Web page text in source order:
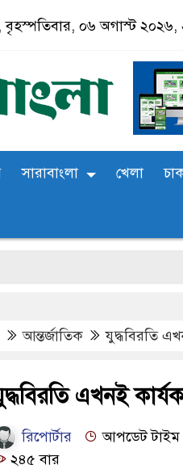
০৬ অগাস্ট ২০২৬,
সারাবাংলা খেলা
আন্তর্জাতিক যুদ্ধবিরতি
এখনই
রিপোর্টার
আপডেট টাইম
২৪৫ বার